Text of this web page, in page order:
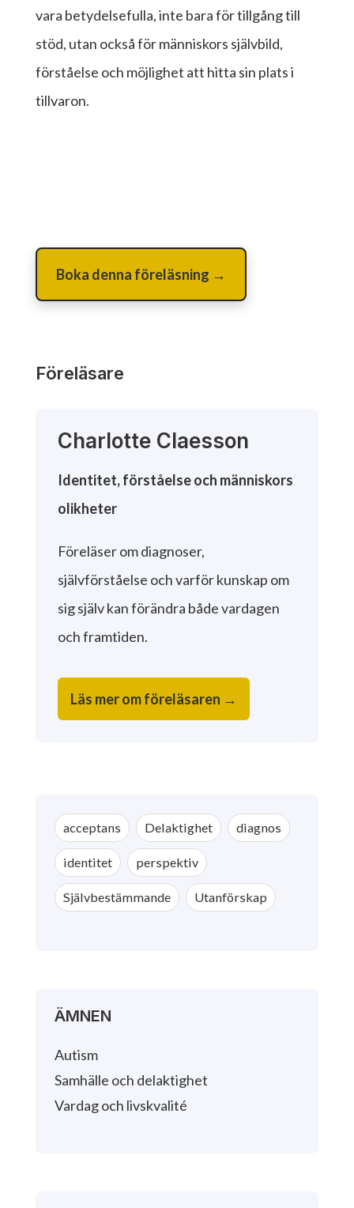
vara betydelsefulla, inte bara för tillgång till
stöd, utan också för människors självbild,
förståelse och möjlighet att hitta sin plats i
tillvaron.
Boka denna föreläsning →
Föreläsare
Charlotte Claesson
Identitet, förståelse och människors
olikheter
Föreläser om diagnoser,
självförståelse och varför kunskap om
sig själv kan förändra både vardagen
och framtiden.
Läs mer om föreläsaren →
acceptans Delaktighet diagnos
identitet perspektiv
Självbestämmande Utanförskap
ÄMNEN
Autism
Samhälle och delaktighet
Vardag och livskvalité